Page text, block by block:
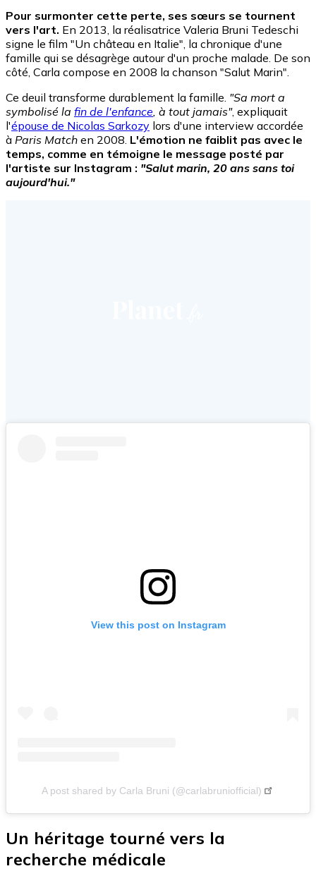
Pour surmonter cette perte, ses sœurs se tournent
vers l'art. En 2013, la réalisatrice Valeria Bruni Tedeschi
signe le film "Un château en Italie", la chronique d'une
famille qui se désagrège autour d'un proche malade. De son
côté, Carla compose en 2008 la chanson "Salut Marin".
Ce deuil transforme durablement la famille. "Sa mort a
symbolisé la fin de l'enfance, à tout jamais", expliquait
l'épouse de Nicolas Sarkozy lors d'une interview accordée
à Paris Match en 2008. L'émotion ne faiblit pas avec le
temps, comme en témoigne le message posté par
l'artiste sur Instagram : "Salut marin, 20 ans sans toi
aujourd'hui."
View this post on Instagram
A post shared by Carla Bruni (@carlabruniofficial)
Un héritage tourné vers la
recherche médicale